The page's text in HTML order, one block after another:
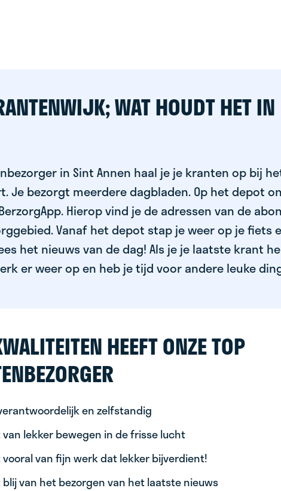
WAT HOUDT HET IN
in Sint Annen haal je je kranten op bij
Je bezorgt meerdere dagbladen. Op het depot
Hierop vind je de adressen van de
Vanaf het depot stap je weer op je fiets
het nieuws van de dag! Als je je laatste krant
er weer op en heb je tijd voor andere leuke
HEEFT ONZE TOP
en zelfstandig
lekker bewegen in de frisse lucht
van fijn werk dat lekker bijverdient!
van het bezorgen van het laatste nieuws